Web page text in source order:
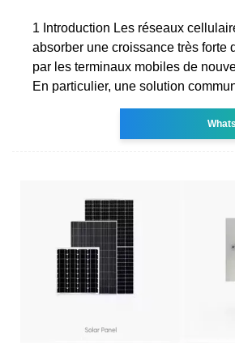
1 Introduction Les réseaux
absorber une croissance très forte
par les terminaux mobiles de
En particulier, une solution